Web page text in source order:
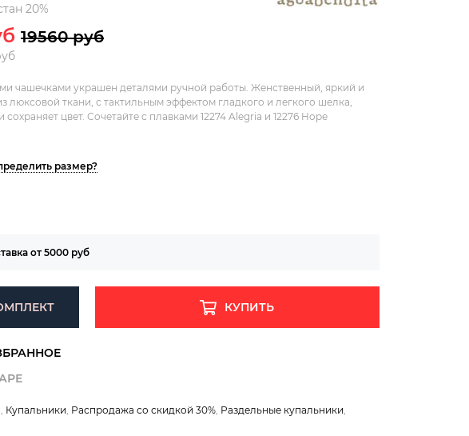
20%
19560 руб
чашечками украшен деталями ручной работы. Женственный, яркий и
люксовой ткани, с тактильным эффектом гладкого и легкого шелка,
сохраняет цвет. Сочетайте с плавками 12274 Alegria и 12276 Hope
размер?
от 5000 руб
КУПИТЬ
, Купальники, Распродажа со скидкой 30%, Раздельные купальники,